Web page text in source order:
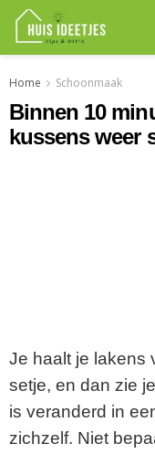
Home Schoonmaak
Binnen 10
kussens weer
Je haalt je lakens
setje, en dan zie
is veranderd in
zichzelf. Niet